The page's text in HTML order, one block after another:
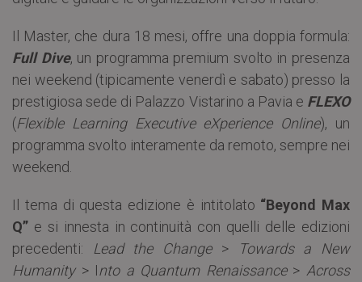
Il Master, che dura 18 mesi, offre una doppia formula:
Full Dive, un programma premium svolto in presenza
nei weekend (tipicamente venerdì e sabato) presso la
prestigiosa sede di Palazzo Vistarino a Pavia e FLEXO
(Flexible Learning Executive eXperience Online), un
programma svolto interamente da remoto, sempre nei
weekend.
Il tema di questa edizione è intitolato “Beyond Max
Q” e si innesta in continuità con quelli delle edizioni
precedenti:
Lead the Change>
Towards a New
Humanity> Into a Quantum Renaissance> Across